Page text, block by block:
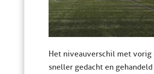
Het niveauverschil met vorig
sneller gedacht en